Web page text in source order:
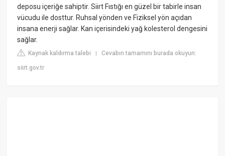
deposu içeriğe sahiptir. Siirt Fıstığı en güzel bir tabirle insan
vücudu ile dosttur. Ruhsal yönden ve Fiziksel yön açıdan
insana enerji sağlar. Kan içerisindeki yağ kolesterol dengesini
sağlar.
Kaynak kaldırma talebi |Cevabın tamamını burada okuyun:
siirt.gov.tr